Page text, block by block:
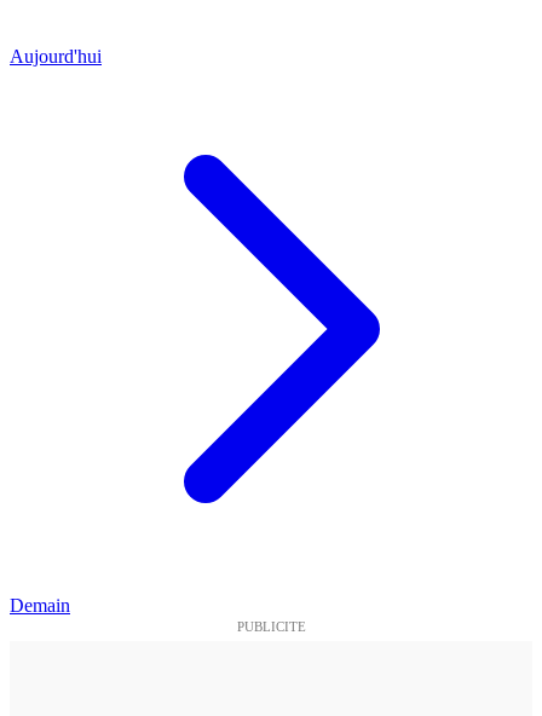
Aujourd'hui
Demain